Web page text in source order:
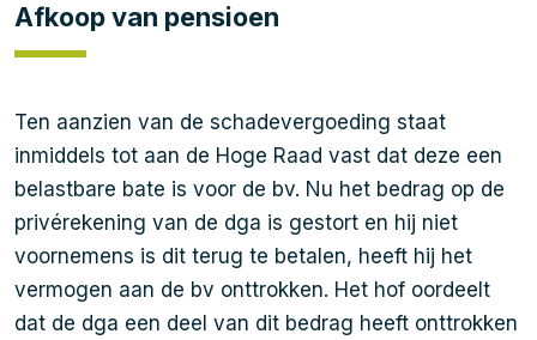
Afkoop van pensioen
Ten aanzien van de schadevergoeding staat
inmiddels tot aan de Hoge Raad vast dat deze een
belastbare bate is voor de bv. Nu het bedrag op de
privérekening van de dga is gestort en hij niet
voornemens is dit terug te betalen, heeft hij het
vermogen aan de bv onttrokken. Het hof oordeelt
dat de dga een deel van dit bedrag heeft onttrokken